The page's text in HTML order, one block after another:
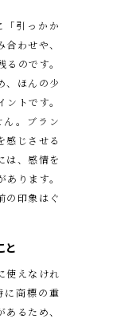
引っかか
わせや、
のです。
、ほんの少
トです。
。ブラン
感じさせる
は、感情を
ります。
の印象はぐ
と
使えなけれ
に商標の重
るため、